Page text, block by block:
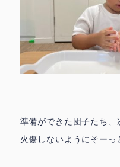
準備ができた団子たち、
火傷しないようにそーっ
ト